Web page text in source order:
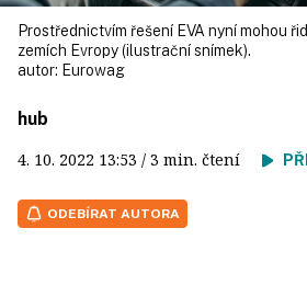
Prostřednictvím řešení EVA nyní mohou
zemích Evropy (ilustrační snímek).
autor: Eurowag
hub
4. 10. 2022 13:53 / 3 min. čtení
ODEBÍRAT AUTORA